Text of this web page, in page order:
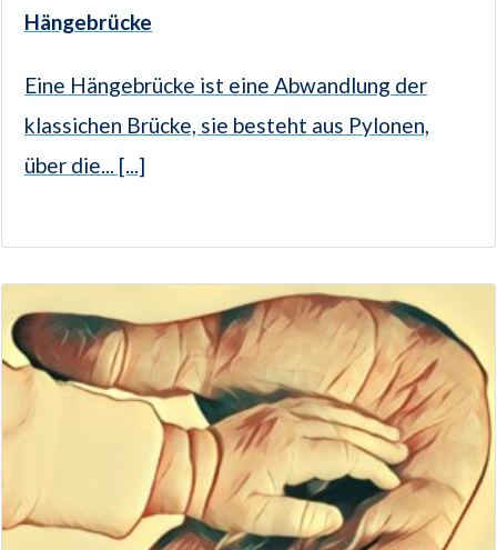
Hängebrücke
Eine Hängebrücke ist eine Abwandlung der
klassichen Brücke, sie besteht aus Pylonen,
über die... [...]